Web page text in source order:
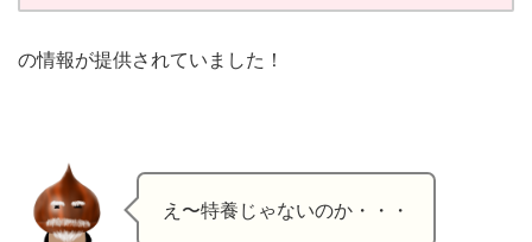
の情報が提供されていました！
え〜特養じゃないのか・・・